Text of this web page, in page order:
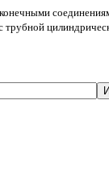
трубной